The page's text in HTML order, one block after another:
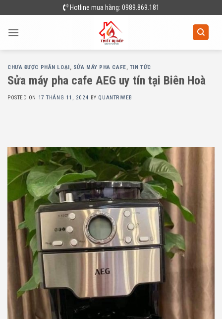
to
content
Hotline mua hàng: 0989.869.181
CHƯA ĐƯỢC PHÂN LOẠI, SỬA MÁY PHA CAFE, TIN TỨC
Sửa máy pha cafe AEG uy tín tại Biên Hoà
POSTED ON 17 THÁNG 11, 2024 BY QUANTRIWEB